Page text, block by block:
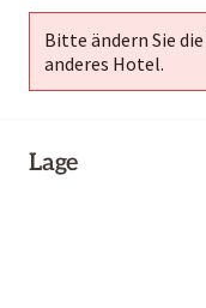
Bitte ändern Sie
anderes Hotel.
Lage